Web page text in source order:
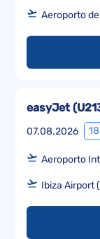
Aeroporto
07.08.2026
easyJet(
Aeroporto
Ibiza Airport